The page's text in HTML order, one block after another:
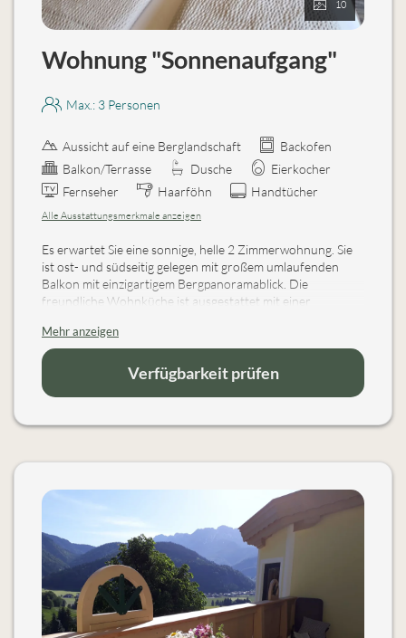
10
Wohnung "Sonnenaufgang"
Max.: 3 Personen
Aussicht auf eine Berglandschaft
Backofen
Balkon/Terrasse
Dusche
Eierkocher
Fernseher
Haarföhn Handtücher
Alle Ausstattungsmerkmale anzeigen
Es erwartet Sie eine sonnige, helle 2 Zimmerwohnung. Sie
ist ost- und südseitig gelegen mit großem umlaufenden
Balkon mit einzigartigem Bergpanoramablick. Die
freundliche Wohnküche ist ausgestattet mit einer
Holztisch mit Eckbank sowie einer gemütlichen
Ausziehcouch zum Fernsehen und Lesen (FLAT-SAT-TV,
CD-Player). Im Schlafzimmer befinden sich ein Doppelbett
und ein Einzelausziehbett bzw. bei Bedarf auch ein
Keine Haustiere möglich.
Mehr anzeigen
Verfügbarkeit prüfen